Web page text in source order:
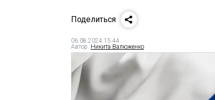
Поделиться
06.08.2024 15:44
Автор: Никита Валюженко